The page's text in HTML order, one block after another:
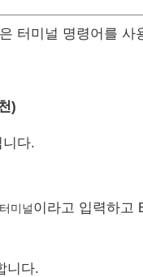
터미널 명령어를 사
)
다.
터미널이라고 입력하고
니다.